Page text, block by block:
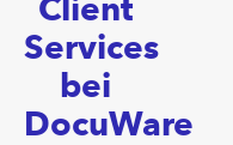
Client
Services
bei
DocuWare